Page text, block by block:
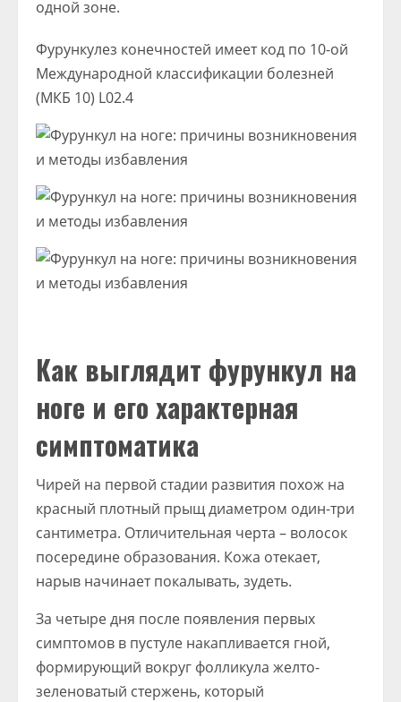
одной зоне.
Фурункулез конечностей имеет код по 10-ой
Международной классификации болезней
(МКБ 10) L02.4
Как выглядит фурункул на
ноге и его характерная
симптоматика
Чирей на первой стадии развития похож на
красный плотный прыщ диаметром один-три
сантиметра. Отличительная черта – волосок
посередине образования. Кожа отекает,
нарыв начинает покалывать, зудеть.
За четыре дня после появления первых
симптомов в пустуле накапливается гной,
формирующий вокруг фолликула желто-
зеленоватый стержень, который